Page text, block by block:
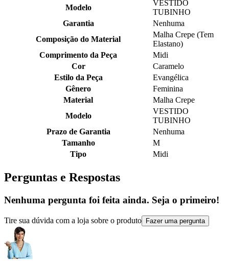
Modelo
VESTIDO
TUBINHO
Garantia
Nenhuma
Composição do Material
Malha Crepe (Tem
Elastano)
Comprimento da Peça
Midi
Cor
Caramelo
Estilo da Peça
Evangélica
Gênero
Feminina
Material
Malha Crepe
Modelo
VESTIDO
TUBINHO
Prazo de Garantia
Nenhuma
Tamanho
M
Tipo
Midi
Perguntas e Respostas
Nenhuma pergunta foi feita ainda. Seja o primeiro!
Tire sua dúvida com a loja sobre o produto Fazer uma pergunta